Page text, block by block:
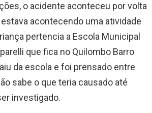
o acidente aconteceu por volta
acontecendo uma atividade
pertencia a Escola Municipal
que fica no Quilombo Barro
da escola e foi prensado entre
sabe o que teria causado até
investigado.